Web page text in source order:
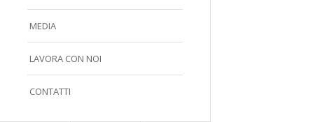
MEDIA
LAVORA CON NOI
CONTATTI